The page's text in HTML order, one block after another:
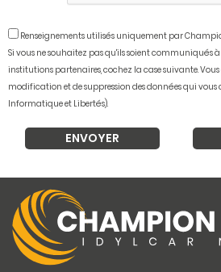
Renseignements utilisés uniquement par
Si vous ne souhaitez pas qu'ils soient communiqués à
institutions partenaires, cochez la case suivante.
modification et de suppression des données qui
Informatique et Libertés).